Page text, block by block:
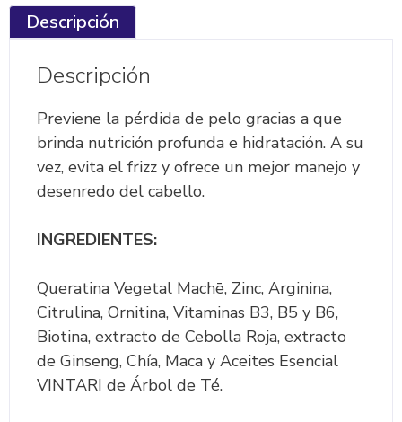
Descripción
Descripción
Previene la pérdida de pelo gracias a que
brinda nutrición profunda e hidratación. A su
vez, evita el frizz y ofrece un mejor manejo y
desenredo del cabello.
INGREDIENTES:
Queratina Vegetal Machē, Zinc, Arginina,
Citrulina, Ornitina, Vitaminas B3, B5 y B6,
Biotina, extracto de Cebolla Roja, extracto
de Ginseng, Chía, Maca y Aceites Esencial
VINTARI de Árbol de Té.